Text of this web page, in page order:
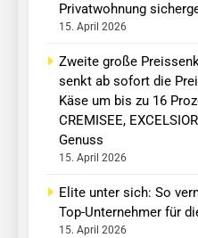
Privatwohnung
15. April 2026
Zweite große
senkt ab sofort die
Käse um bis zu 16
CREMISEE,
Genuss
15. April 2026
Elite unter sich: So
Top-Unternehmer für
15. April 2026